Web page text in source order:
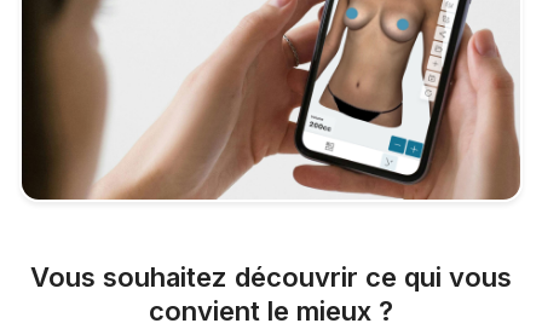
Vous souhaitez découvrir ce qui vous
convient le mieux ?